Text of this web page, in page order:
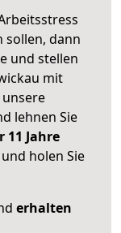
sollen, dann
und stellen
mit
unsere
lehnen Sie
11 Jahre
holen Sie
erhalten